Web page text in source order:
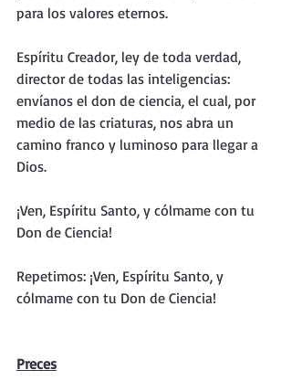
para los valores eternos.
Espíritu Creador, ley de toda verdad,
director de todas las inteligencias:
envíanos el don de ciencia, el cual, por
medio de las criaturas, nos abra un
camino franco y luminoso para llegar a
Dios.
¡Ven, Espíritu Santo, y cólmame con tu
Don de Ciencia!
Repetimos: ¡Ven, Espíritu Santo, y
cólmame con tu Don de Ciencia!
Preces